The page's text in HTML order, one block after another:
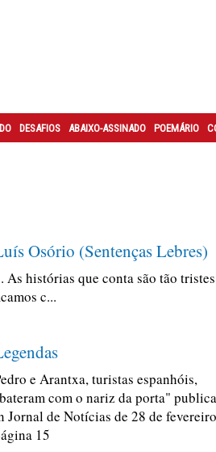
DESAFIOS ABAIXO-ASSINADO POEMÁRIO
Osório (Sentenças Lebres)
As histórias que conta são tão
c...
e Arantxa, turistas espanhóis,
com o nariz da porta"
Jornal de Notícias de 28 de
15